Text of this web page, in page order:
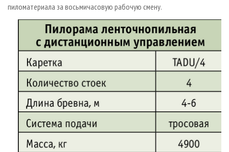
пиломатериала за восьмичасовую рабочую смену.